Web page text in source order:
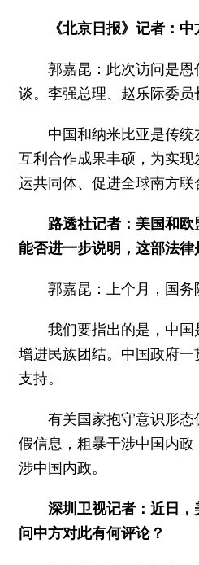
《北京日报》记者：
郭嘉昆：此次访问是
谈。李强总理、赵乐际委
中国和纳米比亚是传
互利合作成果丰硕，为实
运共同体、促进全球南方联
路透社记者：美国和
能否进一步说明，这部法律
郭嘉昆：上个月，国
我们要指出的是，中
增进民族团结。中国政府
支持。
有关国家抱守意识形
假信息，粗暴干涉中国内
涉中国内政。
深圳卫视记者：近日
问中方对此有何评论？